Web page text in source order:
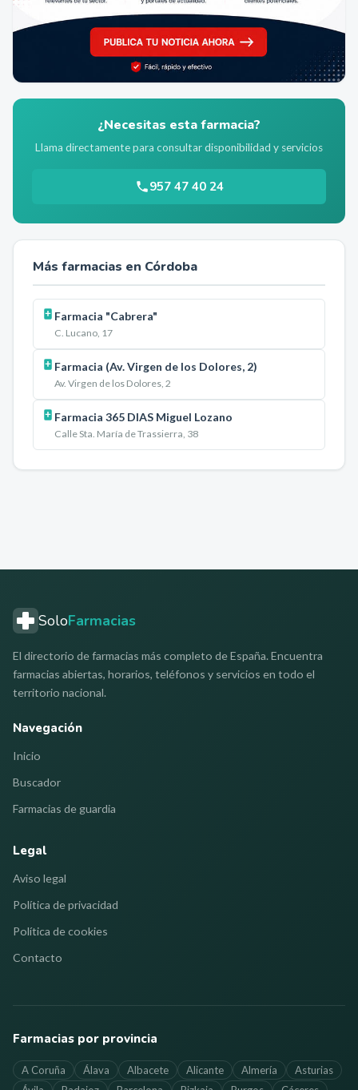
¿Necesitas esta farmacia?
Llama directamente para consultar disponibilidad y servicios
957 47 40 24
Más farmacias en Córdoba
Farmacia "Cabrera"
C. Lucano, 17
Farmacia (Av. Virgen de los Dolores, 2)
Av. Virgen de los Dolores, 2
Farmacia 365 DIAS Miguel Lozano
Calle Sta. María de Trassierra, 38
SoloFarmacias
El directorio de farmacias más completo de España. Encuentra
farmacias abiertas, horarios, teléfonos y servicios en todo el
territorio nacional.
Navegación
Inicio
Buscador
Farmacias de guardia
Legal
Aviso legal
Política de privacidad
Política de cookies
Contacto
Farmacias por provincia
A Coruña Álava Albacete Alicante Almería
Asturias